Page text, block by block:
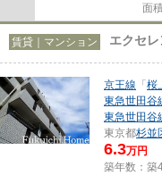
面
賃貸｜マンション エクセ
京王線 「桜
東急世田谷
東急世田谷
東京都杉並
6.3万円
築年数：築